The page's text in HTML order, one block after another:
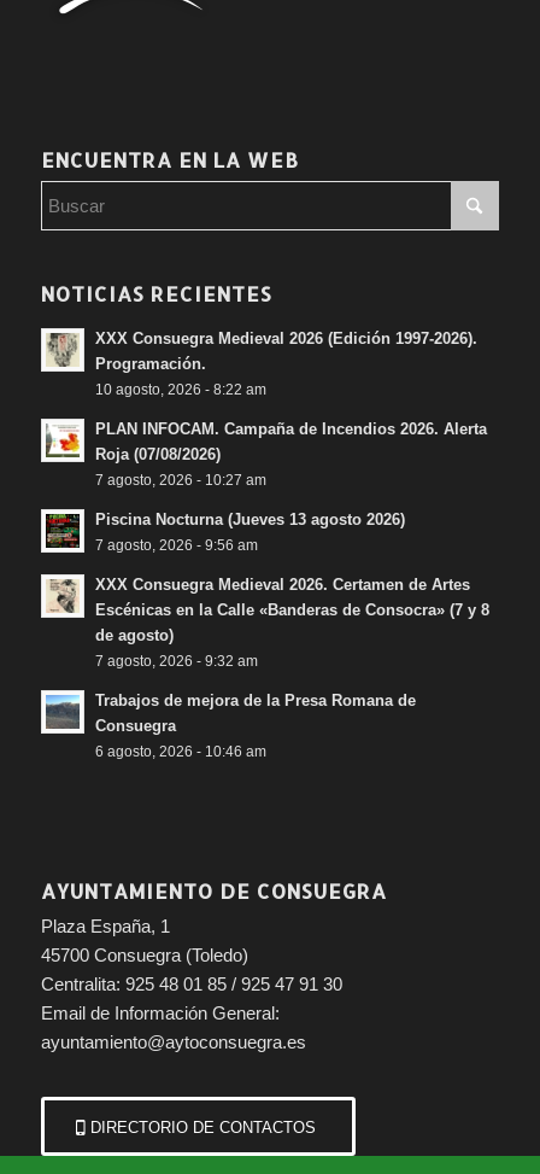
ENCUENTRA EN LA WEB
NOTICIAS RECIENTES
XXX Consuegra Medieval 2026 (Edición 1997-2026).
Programación.
10 agosto, 2026 - 8:22 am
PLAN INFOCAM. Campaña de Incendios 2026. Alerta
Roja (07/08/2026)
7 agosto, 2026 - 10:27 am
Piscina Nocturna (Jueves 13 agosto 2026)
7 agosto, 2026 - 9:56 am
XXX Consuegra Medieval 2026. Certamen de Artes
Escénicas en la Calle «Banderas de Consocra» (7 y 8
de agosto)
7 agosto, 2026 - 9:32 am
Trabajos de mejora de la Presa Romana de
Consuegra
6 agosto, 2026 - 10:46 am
AYUNTAMIENTO DE CONSUEGRA
Plaza España, 1
45700 Consuegra (Toledo)
Centralita: 925 48 01 85 / 925 47 91 30
Email de Información General:
ayuntamiento@aytoconsuegra.es
DIRECTORIO DE CONTACTOS